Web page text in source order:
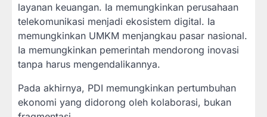
layanan keuangan. Ia memungkinkan perusahaan
telekomunikasi menjadi ekosistem digital. Ia
memungkinkan UMKM menjangkau pasar nasional.
Ia memungkinkan pemerintah mendorong inovasi
tanpa harus mengendalikannya.
Pada akhirnya, PDI memungkinkan pertumbuhan
ekonomi yang didorong oleh kolaborasi, bukan